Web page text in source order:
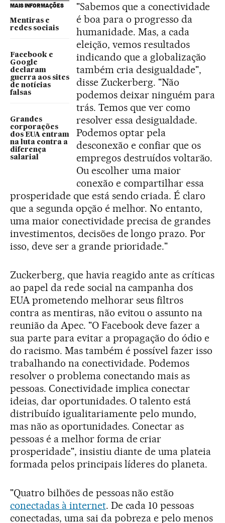
MAIS INFORMAÇÕES
Mentiras e
redes sociais
Facebook e
Google
declaram
guerra aos sites
de notícias
falsas
Grandes
corporações
dos EUA entram
na luta contra a
diferença
salarial
"Sabemos que a conectividade
é boa para o progresso da
humanidade. Mas, a cada
eleição, vemos resultados
indicando que a globalização
também cria desigualdade",
disse Zuckerberg. "Não
podemos deixar ninguém para
trás. Temos que ver como
resolver essa desigualdade.
Podemos optar pela
desconexão e confiar que os
empregos destruídos voltarão.
Ou escolher uma maior
conexão e compartilhar essa
prosperidade que está sendo criada. É claro
que a segunda opção é melhor. No entanto,
uma maior conectividade precisa de grandes
investimentos, decisões de longo prazo. Por
isso, deve ser a grande prioridade."
Zuckerberg, que havia reagido ante as críticas
ao papel da rede social na campanha dos
EUA prometendo melhorar seus filtros
contra as mentiras, não evitou o assunto na
reunião da Apec. "O Facebook deve fazer a
sua parte para evitar a propagação do ódio e
do racismo. Mas também é possível fazer isso
trabalhando na conectividade. Podemos
resolver o problema conectando mais as
pessoas. Conectividade implica conectar
ideias, dar oportunidades. O talento está
distribuído igualitariamente pelo mundo,
mas não as oportunidades. Conectar as
pessoas é a melhor forma de criar
prosperidade", insistiu diante de uma plateia
formada pelos principais líderes do planeta.
"Quatro bilhões de pessoas não estão
conectadas à internet. De cada 10 pessoas
conectadas, uma sai da pobreza e pelo menos